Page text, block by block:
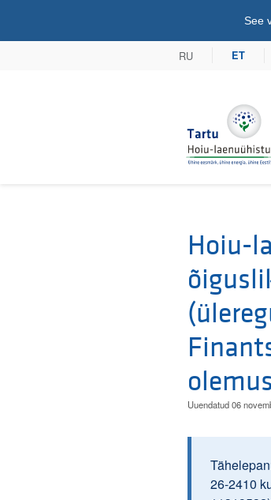
See
RU ET
Tartu
Hoiu-
Uuendatud 06
26-2410